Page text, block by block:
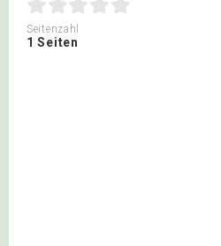
Seitenzahl
1 Seiten